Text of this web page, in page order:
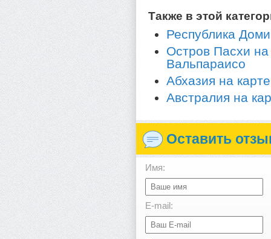
Также в этой
Республика
Остров Пасхи
Вальпараисо
Абхазия на
Австралия на
Оставить
Имя:
E-mail: